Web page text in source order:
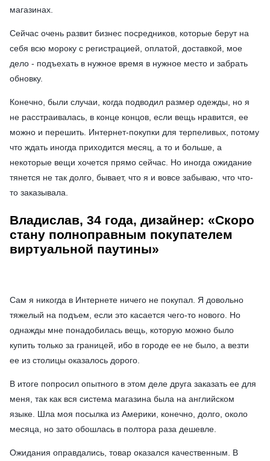
магазинах.
Сейчас очень развит бизнес посредников, которые берут на
себя всю мороку с регистрацией, оплатой, доставкой, мое
дело - подъехать в нужное время в нужное место и забрать
обновку.
Конечно, были случаи, когда подводил размер одежды, но я
не расстраивалась, в конце концов, если вещь нравится, ее
можно и перешить. Интернет-покупки для терпеливых, потому
что ждать иногда приходится месяц, а то и больше, а
некоторые вещи хочется прямо сейчас. Но иногда ожидание
тянется не так долго, бывает, что я и вовсе забываю, что что-
то заказывала.
Владислав, 34 года, дизайнер: «Скоро
стану полноправным покупателем
виртуальной паутины»
Сам я никогда в Интернете ничего не покупал. Я довольно
тяжелый на подъем, если это касается чего-то нового. Но
однажды мне понадобилась вещь, которую можно было
купить только за границей, ибо в городе ее не было, а везти
ее из столицы оказалось дорого.
В итоге попросил опытного в этом деле друга заказать ее для
меня, так как вся система магазина была на английском
языке. Шла моя посылка из Америки, конечно, долго, около
месяца, но зато обошлась в полтора раза дешевле.
Ожидания оправдались, товар оказался качественным. В